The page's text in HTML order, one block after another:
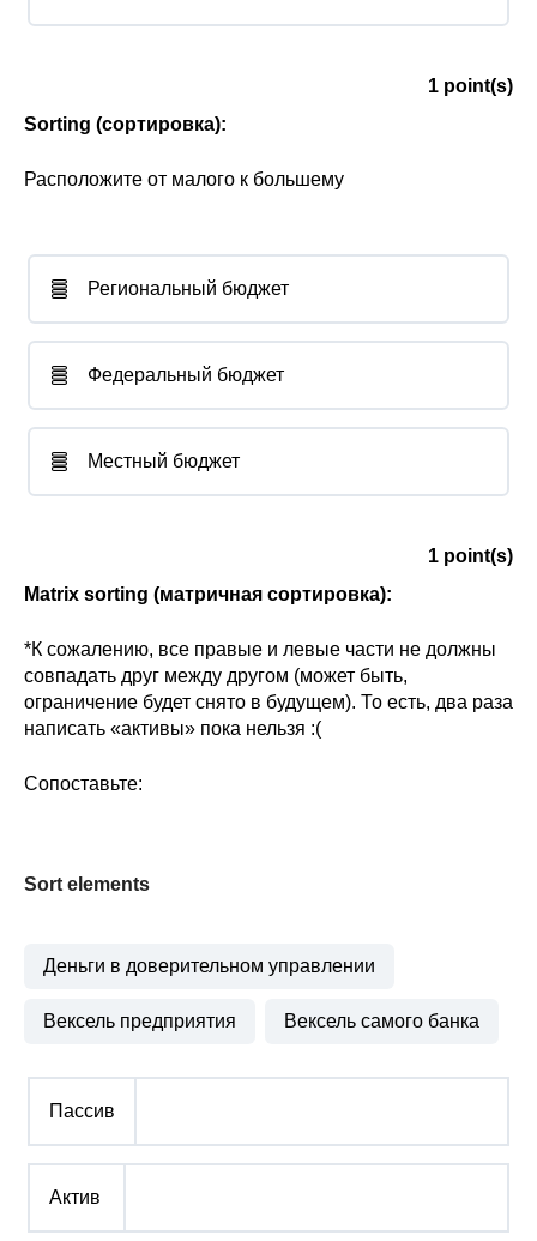
1 point(s)
Sorting (сортировка):
Расположите от малого к большему
Региональный бюджет
Федеральный бюджет
Местный бюджет
1 point(s)
Matrix sorting (матричная сортировка):
*К сожалению, все правые и левые части не должны
совпадать друг между другом (может быть,
ограничение будет снято в будущем). То есть, два раза
написать «активы» пока нельзя :(
Сопоставьте:
Sort elements
Деньги в доверительном управлении
Вексель предприятия Вексель самого банка
Пассив
Актив